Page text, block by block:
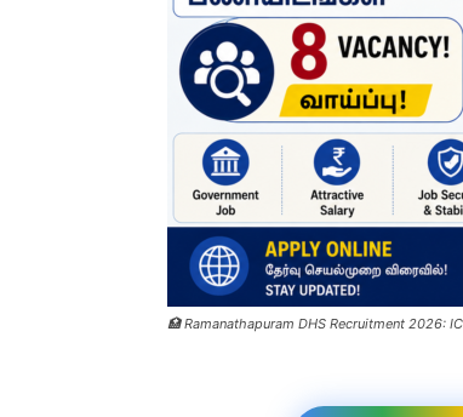
🏥 Ramanathapuram DHS Recruitment 2026: